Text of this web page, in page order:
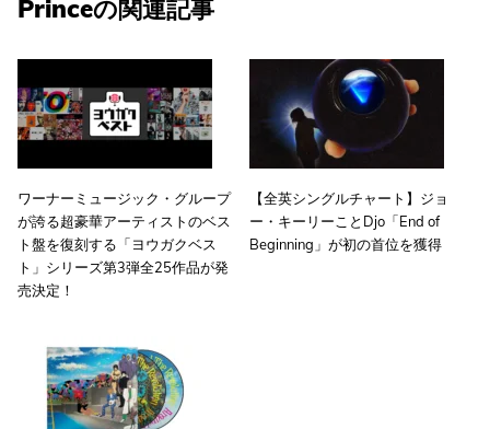
Princeの関連記事
ワーナーミュージック・グループ
が誇る超豪華アーティストのベス
ト盤を復刻する「ヨウガクベス
ト」シリーズ第3弾全25作品が発
売決定！
【全英シングルチャート】ジョ
ー・キーリーことDjo「End of
Beginning」が初の首位を獲得